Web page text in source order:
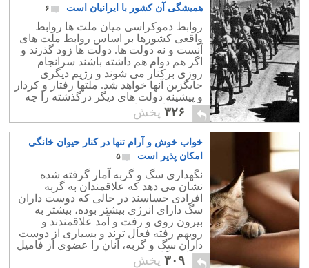
همیشگی آن کشور با ایرانیان است
۶
روابط دموکراسی میان ملت ها روابط
واقعی کشورها بر اساس روابط ملت های
آنست و نه دولت ها. دولت ها زود گذرند و
اگر هم دوام هم داشته باشند سرانجام
روزی برکنار می شوند و رژیم دیگری
جایگزین آنها خواهد شد. ملتها رفتار و کردار
و پیشینه دولت های دیگر درگذشته را چه
خوب و یا بد فراموش نمی کنند.
۳۲۶ پخش
خواب خوش و آرام تنها در کنار حیوان خانگی
امکان پذیر است
۵
نگهداری سگ و گربه آمار گرفته شده
نشان می دهد که علاقمندان به گربه
افرادی حساسند در حالی که دوست داران
سگ دارای انرژی بیشتر بوده، بیشتر به
بیرون روی و رفت و آمد علاقمندند و
رویهم رفته فعال ترند و بسیاری از دوست
داران سگ و گربه، آنان را عضوی از فامیل
و وابستگان خود می دانند.
۳۰۹ پخش